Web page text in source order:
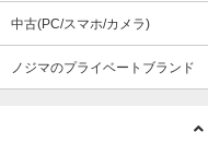
中古(PC/スマホ/カメラ)
ノジマのプライベートブランド